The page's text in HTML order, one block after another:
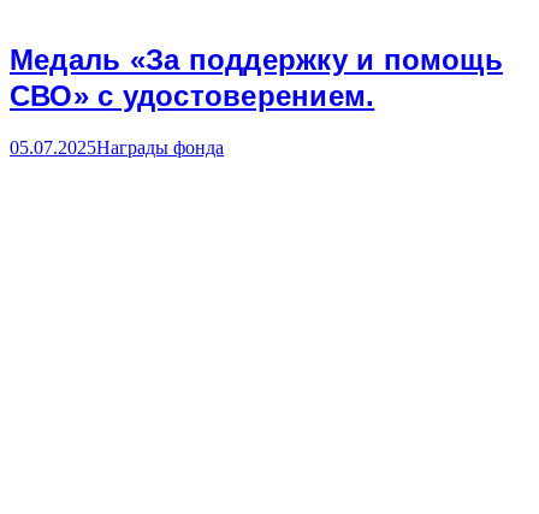
Медаль «За поддержку и помощь
СВО» с удостоверением.
05.07.2025Награды фонда